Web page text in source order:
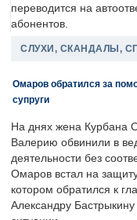
переводится на
абонентов.
СЛУХИ, СКАНДАЛЫ,
Омаров обратился за
супруги
На днях жена Курбана
Валерию обвинили в
деятельности без
Омаров встал на
котором обратился к
Александру